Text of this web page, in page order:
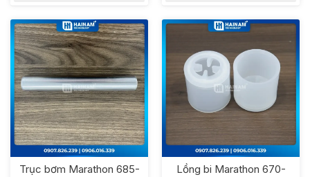
Trục bơm Marathon 685-
Lồng bi Marathon 670-